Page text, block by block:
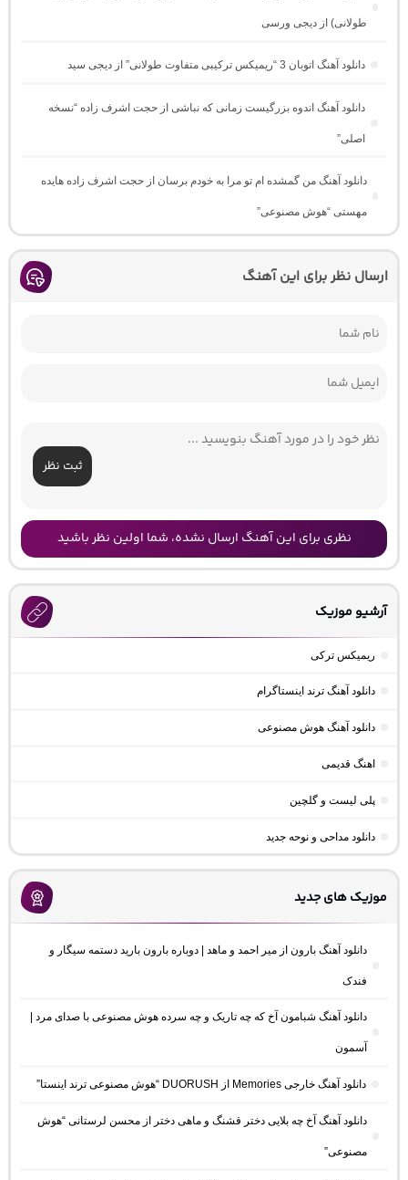
طولانی) از دیجی ورسی
دانلود آهنگ اتوبان 3 “ریمیکس ترکیبی متفاوت طولانی” از دیجی سید
دانلود آهنگ اندوه بزرگیست زمانی که نباشی از حجت اشرف زاده “نسخه
اصلی”
دانلود آهنگ من گمشده ام تو مرا به خودم برسان از حجت اشرف زاده هایده
مهستی “هوش مصنوعی”
ارسال نظر برای این آهنگ
ثبت نظر
نظری برای این آهنگ ارسال نشده، شما اولین نظر باشید
آرشیو موزیک
ریمیکس ترکی
دانلود آهنگ ترند اینستاگرام
دانلود آهنگ هوش مصنوعی
اهنگ قدیمی
پلی لیست و گلچین
دانلود مداحی و نوحه جدید
موزیک های جدید
دانلود آهنگ بارون از میر احمد و ماهد | دوباره بارون بارید دستمه سیگار و
فندک
دانلود آهنگ شبامون آخ که چه تاریک و چه سرده هوش مصنوعی با صدای مرد |
آسمون
دانلود آهنگ خارجی Memories از DUORUSH “هوش مصنوعی ترند اینستا”
دانلود آهنگ آخ چه بلایی دختر قشنگ و ماهی دختر از محسن لرستانی “هوش
مصنوعی”